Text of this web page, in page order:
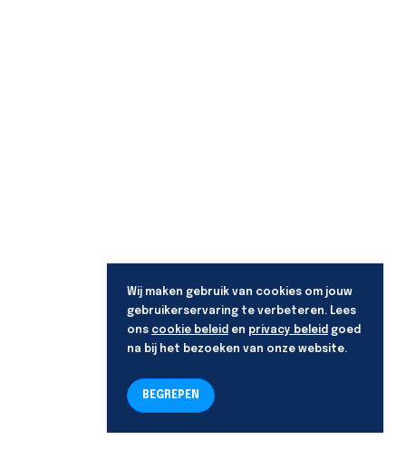
Wij maken gebruik van cookies om jouw
gebruikerservaring te verbeteren. Lees
ons cookie beleid en privacy beleid goed
na bij het bezoeken van onze website.
BEGREPEN